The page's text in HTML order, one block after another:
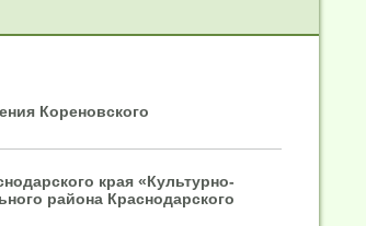
Кореновского
края «Культурно-
района Краснодарского